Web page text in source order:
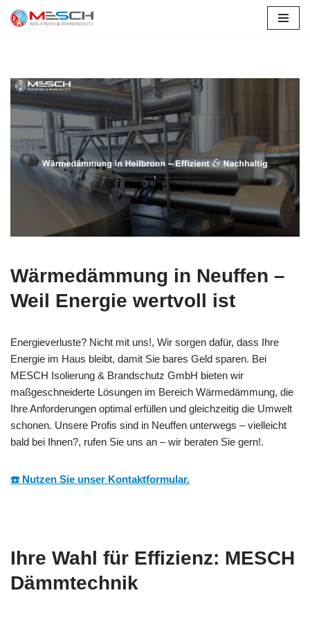
Wärmedämmung in Neuffen –
Weil Energie wertvoll ist
Energieverluste? Nicht mit uns!, Wir sorgen dafür, dass Ihre
Energie im Haus bleibt, damit Sie bares Geld sparen. Bei
MESCH Isolierung & Brandschutz GmbH bieten wir
maßgeschneiderte Lösungen im Bereich Wärmedämmung, die
Ihre Anforderungen optimal erfüllen und gleichzeitig die Umwelt
schonen. Unsere Profis sind in Neuffen unterwegs – vielleicht
bald bei Ihnen?, rufen Sie uns an – wir beraten Sie gern!.
☎️ Nutzen Sie unser Kontaktformular.
Ihre Wahl für Effizienz: MESCH
Dämmtechnik